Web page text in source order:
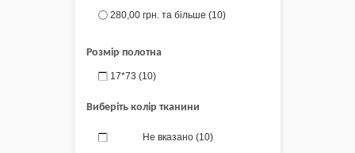
280,00 грн. та більше (10)
Розмір полотна
17*73 (10)
Виберіть колір тканини
Не вказано (10)